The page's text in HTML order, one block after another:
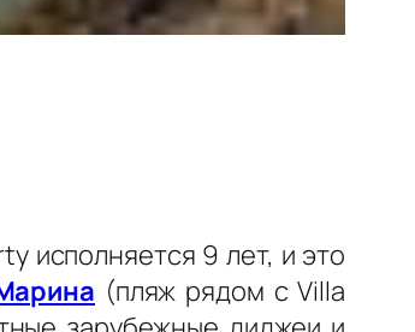
исполняется 9 лет, и это
(пляж рядом с Villa